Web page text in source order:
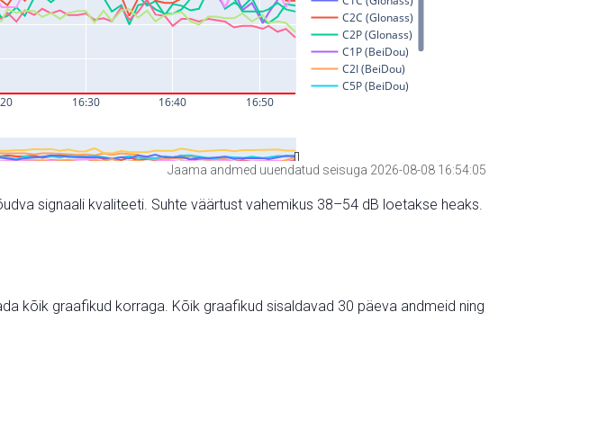
Jaama andmed uuendatud seisuga 2026-08-08 16:54:05
signaali kvaliteeti. Suhte väärtust vahemikus 38–54 dB loetakse heaks.
kõik graafikud korraga. Kõik graafikud sisaldavad 30 päeva andmeid ning